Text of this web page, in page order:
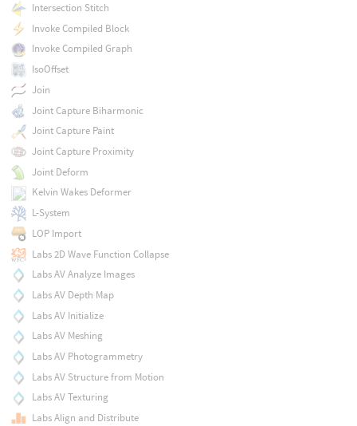
Intersection Stitch
Invoke Compiled Block
Invoke Compiled Graph
IsoOffset
Join
Joint Capture Biharmonic
Joint Capture Paint
Joint Capture Proximity
Joint Deform
Kelvin Wakes Deformer
L-System
LOP Import
Labs 2D Wave Function Collapse
Labs AV Analyze Images
Labs AV Depth Map
Labs AV Initialize
Labs AV Meshing
Labs AV Photogrammetry
Labs AV Structure from Motion
Labs AV Texturing
Labs Align and Distribute